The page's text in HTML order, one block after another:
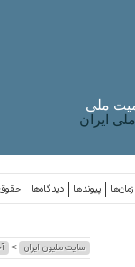
ملی
ایران
دیدگاه‌ها پیوندها
سایت ملیون ایران >